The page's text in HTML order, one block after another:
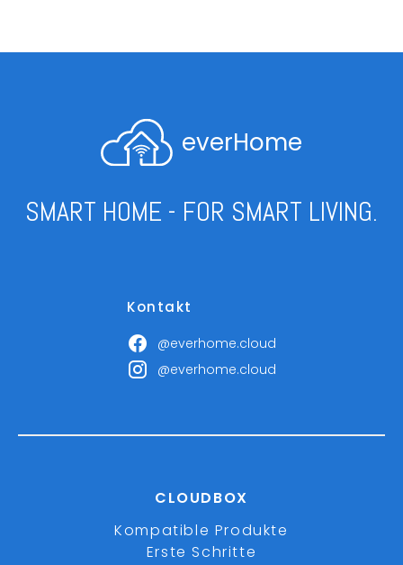
everHome
SMART HOME - FOR SMART LIVING.
Kontakt
@everhome.cloud
@everhome.cloud
CLOUDBOX
Kompatible Produkte
Erste Schritte